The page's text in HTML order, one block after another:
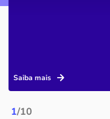
1/10
Saiba mais